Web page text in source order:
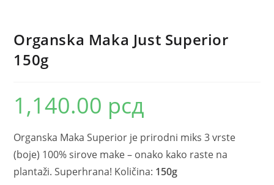
Organska Maka Just Superior
150g
1,140.00 рсд
Organska Maka Superior je prirodni miks 3 vrste
(boje) 100% sirove make – onako kako raste na
plantaži. Superhrana! Količina: 150g